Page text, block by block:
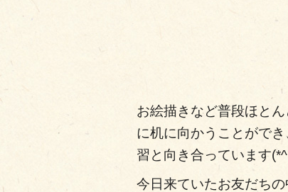
お絵描きなど普段ほと
に机に向かうことがで
習と向き合っています
今日来ていたお友だち